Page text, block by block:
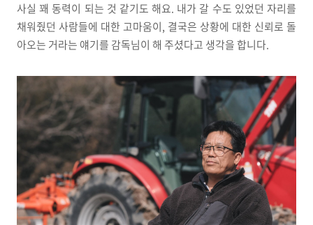
사실 꽤 동력이 되는 것 같기도 해요. 내가 갈 수도 있었던 자리를
채워줬던 사람들에 대한 고마움이, 결국은 상황에 대한 신뢰로 돌
아오는 거라는 얘기를 감독님이 해 주셨다고 생각을 합니다.